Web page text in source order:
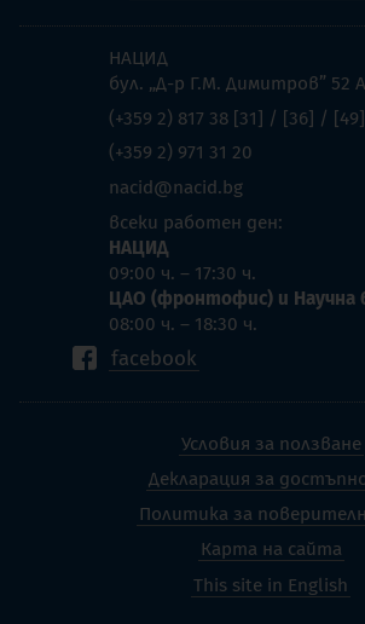
НАЦИД
бул. „Д-р Г.М. Димитров” 52
(+359 2) 817 38 [31] / [36] /
(+359 2) 971 31 20
nacid@nacid.bg
всеки работен ден:
НАЦИД
09:00 ч. – 17:30 ч.
ЦАО (фронтофис) и Научна
08:00 ч. – 18:30 ч.
facebook
Условия за ползване
Декларация за
Политика за
Карта на сайта
This site in English